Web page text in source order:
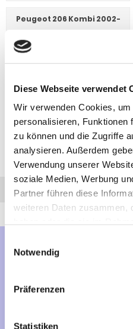
Diese Webseite verwendet
Wir verwenden Cookies,
personalisieren, Funktionen
zu können und die Zugriffe
analysieren. Außerdem
Verwendung unserer
soziale Medien, Werbung
Partner führen diese
weiteren Daten zusammen,
Notwendig
Präferenzen
Statistiken
Peugeot 206 Kombi 2002-
Peugeot 206 XR, XT, nicht
Sportschürze 1998-
Anfrage Anrufen
Mehr über...